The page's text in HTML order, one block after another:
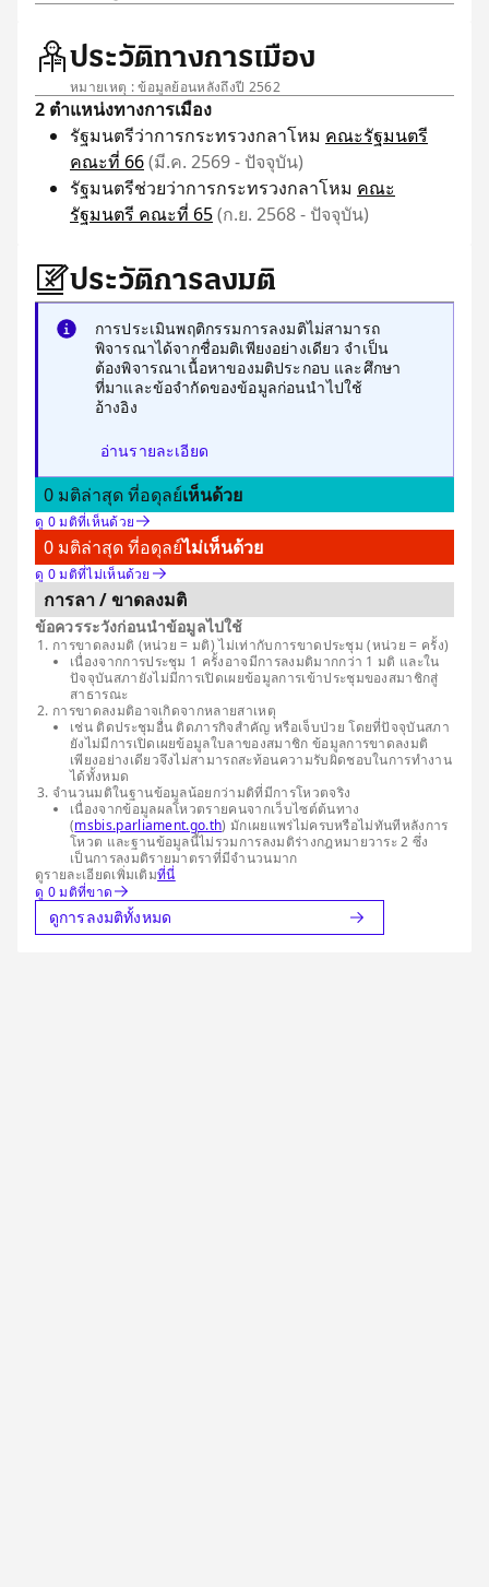
ประวัติทางการเมือง
หมายเหตุ : ข้อมูลย้อนหลังถึงปี 2562
2 ตำแหน่งทางการเมือง
รัฐมนตรีว่าการกระทรวงกลาโหม คณะรัฐมนตรี
คณะที่ 66(มี.ค. 2569 - ปัจจุบัน)
รัฐมนตรีช่วยว่าการกระทรวงกลาโหม คณะ
รัฐมนตรี คณะที่ 65(ก.ย. 2568 - ปัจจุบัน)
ประวัติการลงมติ
การประเมินพฤติกรรมการลงมติไม่สามารถ
พิจารณาได้จากชื่อมติเพียงอย่างเดียว จำเป็น
ต้องพิจารณาเนื้อหาของมติประกอบ และศึกษา
ที่มาและข้อจำกัดของข้อมูลก่อนนำไปใช้
อ้างอิง
อ่านรายละเอียด
0 มติล่าสุด ที่อดุลย์เห็นด้วย
ดู 0 มติที่เห็นด้วย
0 มติล่าสุด ที่อดุลย์ไม่เห็นด้วย
ดู 0 มติที่ไม่เห็นด้วย
การลา / ขาดลงมติ
ข้อควรระวังก่อนนำข้อมูลไปใช้
การขาดลงมติ (หน่วย = มติ) ไม่เท่ากับการขาดประชุม (หน่วย = ครั้ง)
เนื่องจากการประชุม 1 ครั้งอาจมีการลงมติมากกว่า 1 มติ และใน
ปัจจุบันสภายังไม่มีการเปิดเผยข้อมูลการเข้าประชุมของสมาชิกสู่
สาธารณะ
การขาดลงมติอาจเกิดจากหลายสาเหตุ
เช่น ติดประชุมอื่น ติดภารกิจสำคัญ หรือเจ็บป่วย โดยที่ปัจจุบันสภา
ยังไม่มีการเปิดเผยข้อมูลใบลาของสมาชิก ข้อมูลการขาดลงมติ
เพียงอย่างเดียวจึงไม่สามารถสะท้อนความรับผิดชอบในการทำงาน
ได้ทั้งหมด
จำนวนมติในฐานข้อมูลน้อยกว่ามติที่มีการโหวตจริง
เนื่องจากข้อมูลผลโหวตรายคนจากเว็บไซต์ต้นทาง
(msbis.parliament.go.th) มักเผยแพร่ไม่ครบหรือไม่ทันทีหลังการ
โหวต และฐานข้อมูลนี้ไม่รวมการลงมติร่างกฎหมายวาระ 2 ซึ่ง
เป็นการลงมติรายมาตราที่มีจำนวนมาก
ดูรายละเอียดเพิ่มเติมที่นี่
ดู 0 มติที่ขาด
ดูการลงมติทั้งหมด